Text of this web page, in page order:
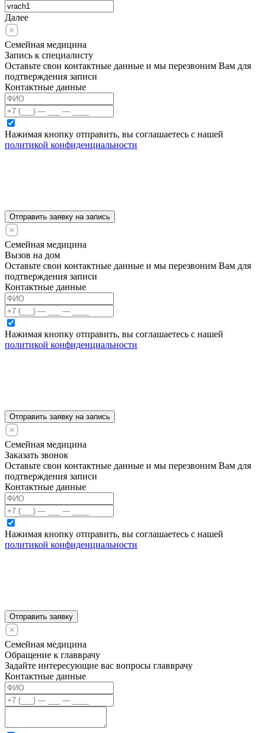
Далее
Семейная медицина
Запись к специалисту
Оставьте свои контактные данные и мы перезвоним Вам для
подтверждения записи
Контактные данные
Нажимая кнопку отправить, вы соглашаетесь с нашей
политикой конфиденциальности
Отправить заявку на запись
Семейная медицина
Вызов на дом
Оставьте свои контактные данные и мы перезвоним Вам для
подтверждения записи
Контактные данные
Нажимая кнопку отправить, вы соглашаетесь с нашей
политикой конфиденциальности
Отправить заявку на запись
Семейная медицина
Заказать звонок
Оставьте свои контактные данные и мы перезвоним Вам для
подтверждения записи
Контактные данные
Нажимая кнопку отправить, вы соглашаетесь с нашей
политикой конфиденциальности
Отправить заявку
Семейная медицина
Обращение к главврачу
Задайте интересующие вас вопросы главврачу
Контактные данные